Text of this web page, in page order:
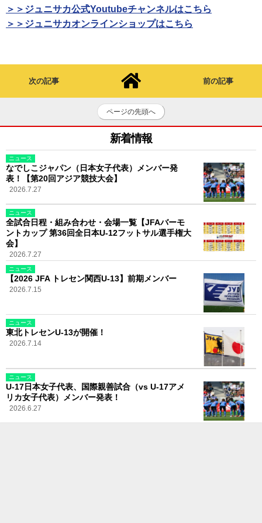
＞＞ジュニサカ公式Youtubeチャンネルはこちら
＞＞ジュニサカオンラインショップはこちら
次の記事 前の記事
ページの先頭へ
新着情報
ニュース
なでしこジャパン（日本女子代表）メンバー発
表！【第20回アジア競技大会】
2026.7.27
ニュース
全試合日程・組み合わせ・会場一覧【JFAバーモ
ントカップ 第36回全日本U-12フットサル選手権大
会】
2026.7.27
ニュース
【2026 JFA トレセン関西U-13】前期メンバー
2026.7.15
ニュース
東北トレセンU-13が開催！
2026.7.14
ニュース
U-17日本女子代表、国際親善試合（vs U-17アメ
リカ女子代表）メンバー発表！
2026.6.27